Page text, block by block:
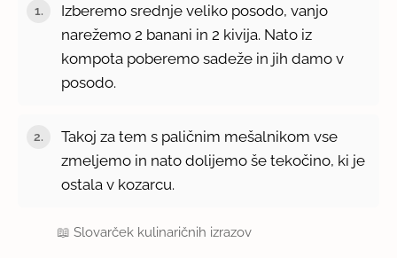
Izberemo srednje veliko posodo, vanjo
narežemo 2 banani in 2 kivija. Nato iz
kompota poberemo sadeže in jih damo v
posodo.
Takoj za tem s paličnim mešalnikom vse
zmeljemo in nato dolijemo še tekočino, ki je
ostala v kozarcu.
📖Slovarček kulinaričnih izrazov